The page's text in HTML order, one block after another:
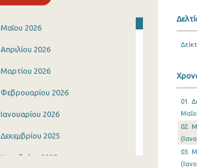
Μαΐου 2026
Απριλίου 2026
Μαρτίου 2026
Φεβρουαρίου 2026
Ιανουαρίου 2026
Δεκεμβρίου 2025
Νοεμβρίου 2025
01.
02.
03.